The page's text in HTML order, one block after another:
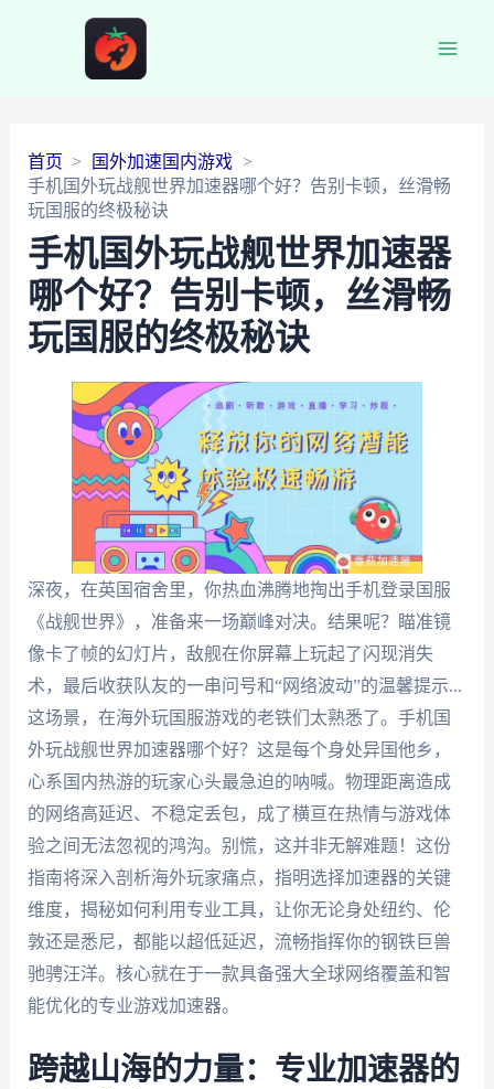
首页
国外加速国内游戏
手机国外玩战舰世界加速器哪个好？告别卡顿，丝滑畅
玩国服的终极秘诀
手机国外玩战舰世界加速器
哪个好？告别卡顿，丝滑畅
玩国服的终极秘诀
深夜，在英国宿舍里，你热血沸腾地掏出手机登录国服
《战舰世界》，准备来一场巅峰对决。结果呢？瞄准镜
像卡了帧的幻灯片，敌舰在你屏幕上玩起了闪现消失
术，最后收获队友的一串问号和“网络波动”的温馨提示...
这场景，在海外玩国服游戏的老铁们太熟悉了。手机国
外玩战舰世界加速器哪个好？这是每个身处异国他乡，
心系国内热游的玩家心头最急迫的呐喊。物理距离造成
的网络高延迟、不稳定丢包，成了横亘在热情与游戏体
验之间无法忽视的鸿沟。别慌，这并非无解难题！这份
指南将深入剖析海外玩家痛点，指明选择加速器的关键
维度，揭秘如何利用专业工具，让你无论身处纽约、伦
敦还是悉尼，都能以超低延迟，流畅指挥你的钢铁巨兽
驰骋汪洋。核心就在于一款具备强大全球网络覆盖和智
能优化的专业游戏加速器。
跨越山海的力量：专业加速器的